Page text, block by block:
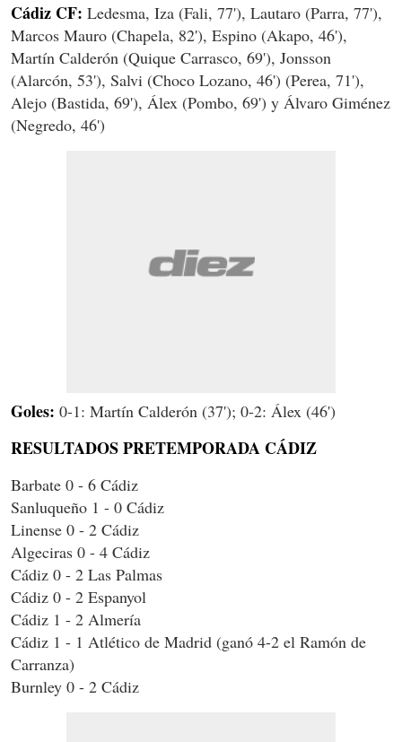
Cádiz CF: Ledesma, Iza (Fali, 77'), Lautaro (Parra, 77'),
Marcos Mauro (Chapela, 82'), Espino (Akapo, 46'),
Martín Calderón (Quique Carrasco, 69'), Jonsson
(Alarcón, 53'), Salvi (Choco Lozano, 46') (Perea, 71'),
Alejo (Bastida, 69'), Álex (Pombo, 69') y Álvaro Giménez
(Negredo, 46')
Goles: 0-1: Martín Calderón (37'); 0-2: Álex (46')
RESULTADOS PRETEMPORADA CÁDIZ
Barbate 0 - 6 Cádiz
Sanluqueño 1 - 0 Cádiz
Linense 0 - 2 Cádiz
Algeciras 0 - 4 Cádiz
Cádiz 0 - 2 Las Palmas
Cádiz 0 - 2 Espanyol
Cádiz 1 - 2 Almería
Cádiz 1 - 1 Atlético de Madrid (ganó 4-2 el Ramón de
Carranza)
Burnley 0 - 2 Cádiz